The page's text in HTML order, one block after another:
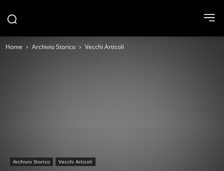
Home Archivio Storico Vecchi Articoli
Archivio Storico Vecchi Articoli